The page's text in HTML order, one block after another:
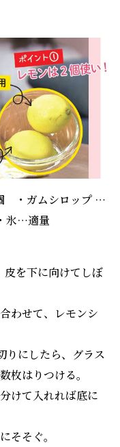
・ガムシロップ …
氷…適量
を下に向けてしぼ
わせて、レモンシ
にしたら、グラス
枚はりつける。
けて入れれば底に
そそぐ。